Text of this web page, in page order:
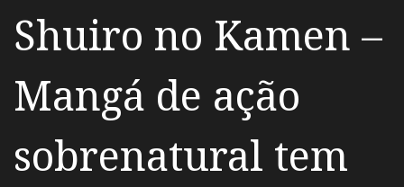
Shuiro no Kamen –
Mangá de ação
sobrenatural tem